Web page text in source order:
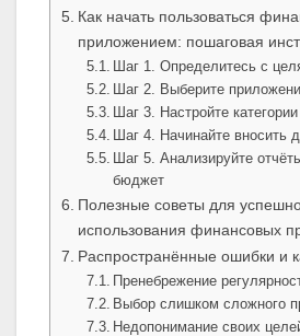
Как начать пользоваться
приложением: пошаговая
Шаг 1. Определитесь с
Шаг 2. Выберите
Шаг 3. Настройте
Шаг 4. Начинайте вносить
Шаг 5. Анализируйте
бюджет
Полезные советы для
использования финансовых
Распространённые ошибки и
Пренебрежение
Выбор слишком сложного
Недопонимание своих